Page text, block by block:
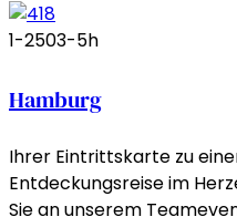
1-2503-5h
Hamburg
Ihrer Eintrittskarte zu
Entdeckungsreise im
Sie an unserem